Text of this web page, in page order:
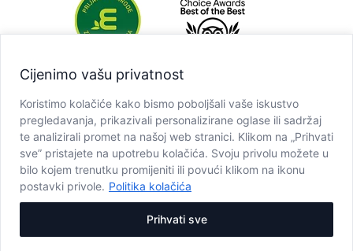
Cijenimo vašu privatnost
Koristimo kolačiće kako bismo poboljšali vaše iskustvo
pregledavanja, prikazivali personalizirane oglase ili sadržaj
te analizirali promet na našoj web stranici. Klikom na „Prihvati
sve” pristajete na upotrebu kolačića. Svoju privolu možete u
bilo kojem trenutku promijeniti ili povući klikom na ikonu
postavki privole. Politika kolačića
Prihvati sve